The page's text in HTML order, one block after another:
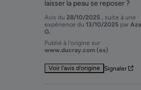
laisser la peau se reposer ?
Avis du 28/10/2025 , suite à une
expérience du 13/10/2025 par
G.
Publié à l'origine sur
www.ducray.com (es)
Voir l’avis d’origine Signaler